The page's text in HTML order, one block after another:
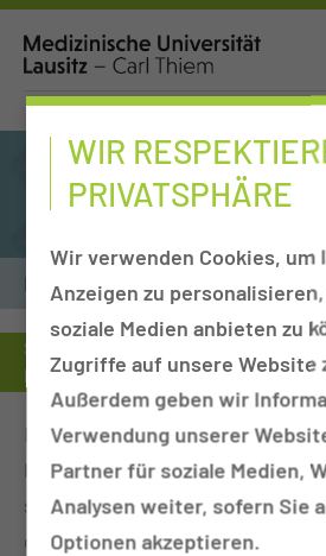
Kita Carl & Carla am
Serviceleistung
Räumlichkeiten & Aussengelände
Die Gestaltung unserer Räume
hohem Maße den Ideen der
soll das forschende Lernen der
die Vielfältigkeit der
WIR
PRIVATSPHÄRE
Wir verwenden Cookies, um
Anzeigen zu
soziale Medien anbieten zu
Zugriffe auf unsere Website
Außerdem geben wir
Verwendung unserer
Partner für soziale Medien,
Analysen weiter, sofern Sie
Optionen akzeptieren.